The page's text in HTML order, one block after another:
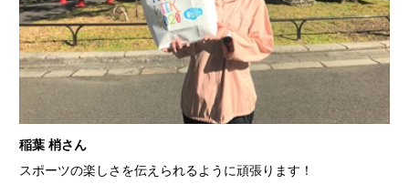
稲葉 梢さん
スポーツの楽しさを伝えられるように頑張ります！